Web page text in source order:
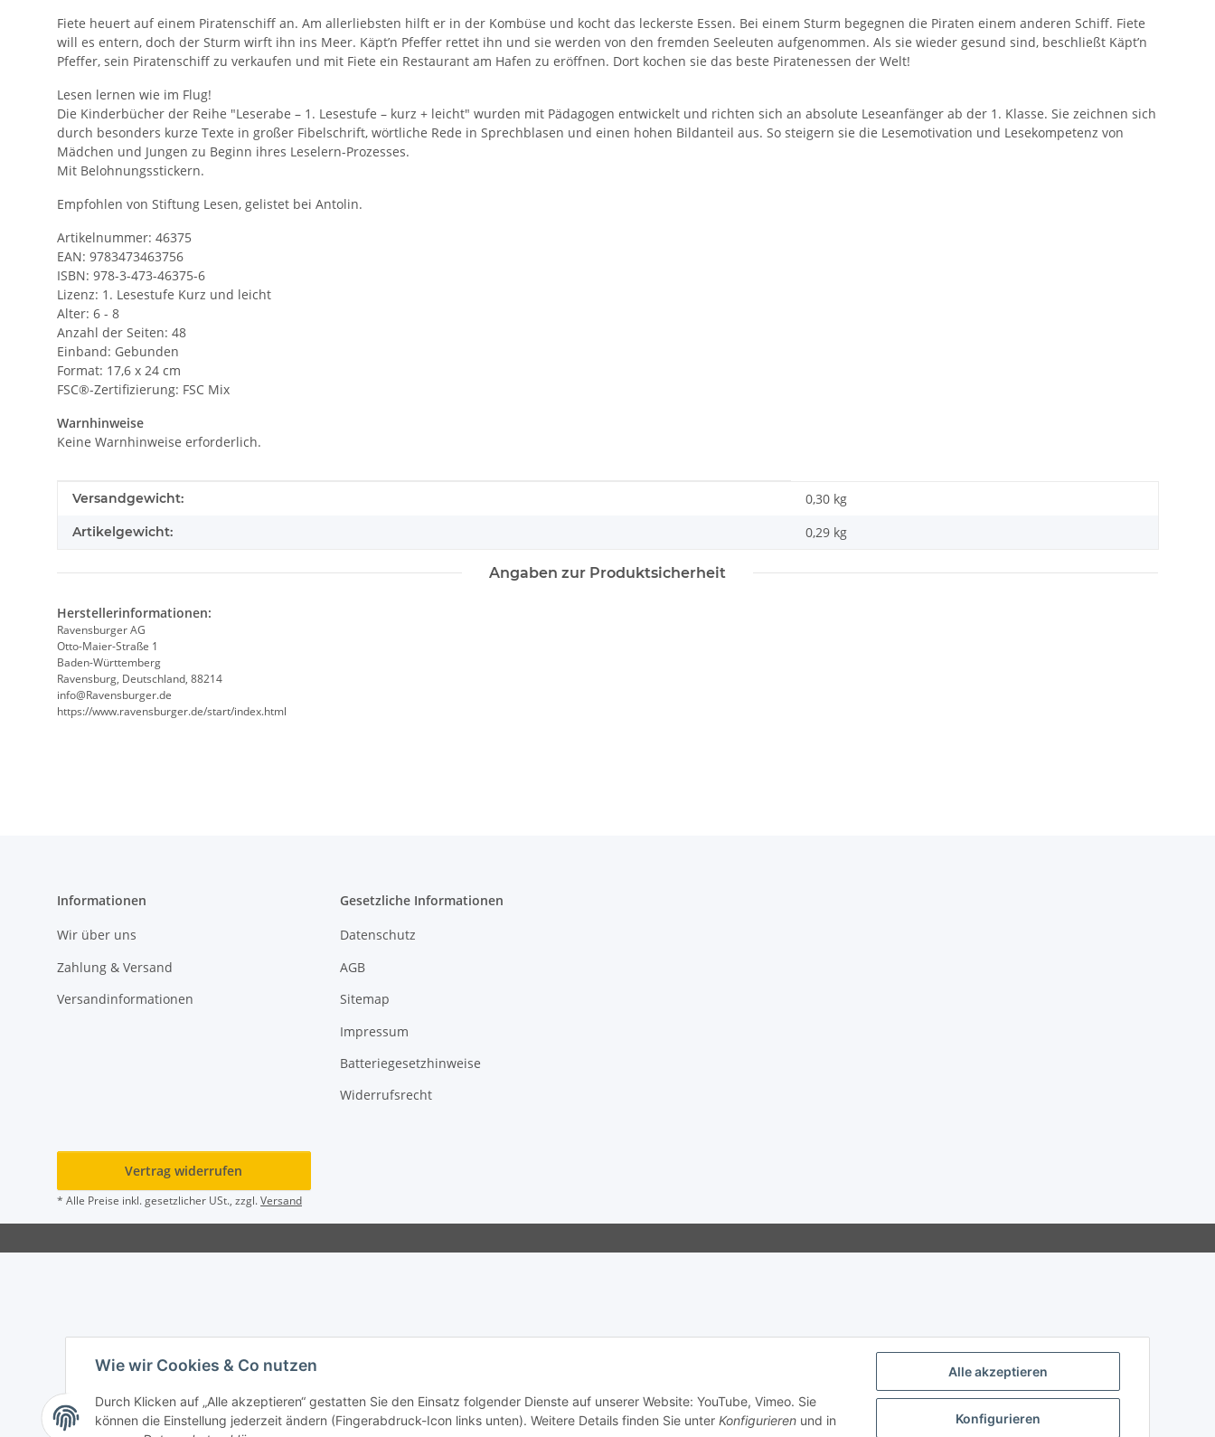
Alle akzeptieren
Konfigurieren
Wie wir Cookies & Co nutzen
Durch Klicken auf „Alle akzeptieren“ gestatten Sie den Einsatz folgender Dienste auf unserer Website: YouTube, Vimeo. Sie
können die Einstellung jederzeit ändern (Fingerabdruck-Icon links unten). Weitere Details finden Sie unter Konfigurieren und in
Fiete heuert auf einem Piratenschiff an. Am allerliebsten hilft er in der Kombüse und kocht das leckerste Essen. Bei einem Sturm begegnen die Piraten einem anderen Schiff. Fiete
will es entern, doch der Sturm wirft ihn ins Meer. Käpt’n Pfeffer rettet ihn und sie werden von den fremden Seeleuten aufgenommen. Als sie wieder gesund sind, beschließt Käpt’n
Pfeffer, sein Piratenschiff zu verkaufen und mit Fiete ein Restaurant am Hafen zu eröffnen. Dort kochen sie das beste Piratenessen der Welt!
Lesen lernen wie im Flug!
Die Kinderbücher der Reihe "Leserabe – 1. Lesestufe – kurz + leicht" wurden mit Pädagogen entwickelt und richten sich an absolute Leseanfänger ab der 1. Klasse. Sie zeichnen sich
durch besonders kurze Texte in großer Fibelschrift, wörtliche Rede in Sprechblasen und einen hohen Bildanteil aus. So steigern sie die Lesemotivation und Lesekompetenz von
Mädchen und Jungen zu Beginn ihres Leselern-Prozesses.
Mit Belohnungsstickern.
Empfohlen von Stiftung Lesen, gelistet bei Antolin.
Artikelnummer: 46375
EAN: 9783473463756
ISBN: 978-3-473-46375-6
Lizenz: 1. Lesestufe Kurz und leicht
Alter: 6 - 8
Anzahl der Seiten: 48
Einband: Gebunden
Format: 17,6 x 24 cm
FSC®-Zertifizierung: FSC Mix
Warnhinweise
Keine Warnhinweise erforderlich.
Produkteigenschaft
Wert
Versandgewicht: 0,30 kg
Artikelgewicht: 0,29 kg
Angaben zur Produktsicherheit
Herstellerinformationen:
Ravensburger AG
Otto-Maier-Straße 1
Baden-Württemberg
Ravensburg, Deutschland, 88214
info@Ravensburger.de
https://www.ravensburger.de/start/index.html
Informationen
Wir über uns
Zahlung & Versand
Versandinformationen
Gesetzliche Informationen
Datenschutz
AGB
Sitemap
Impressum
Batteriegesetzhinweise
Widerrufsrecht
Vertrag widerrufen
* Alle Preise inkl. gesetzlicher USt., zzgl.Versand